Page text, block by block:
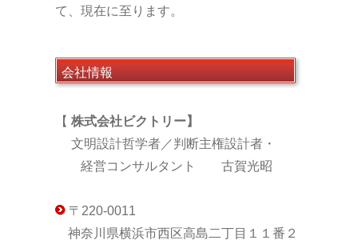
て、現在に至ります。
会社情報
【 株式会社ビクトリー】
文明設計哲学者／判断主権設計者・
経営コンサルタント 古賀光昭
〒220-0011
神奈川県横浜市西区高島二丁目１１番２